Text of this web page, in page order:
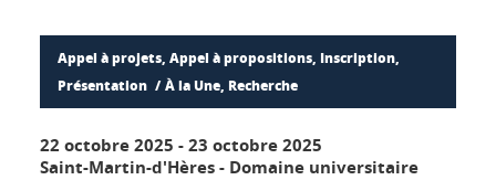
Appel à projets, Appel à propositions, Inscription,
Présentation
À la Une, Recherche
22 octobre 2025 -23 octobre 2025
Saint-Martin-d'Hères - Domaine universitaire